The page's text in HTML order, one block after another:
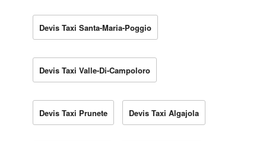
Devis Taxi Santa-Maria-Poggio
Devis Taxi Valle-Di-Campoloro
Devis Taxi Prunete Devis Taxi Algajola